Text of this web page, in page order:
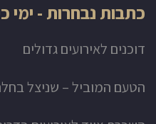
כתבות נבחרות - ימי
דוכנים לאירועים גדולים
הטעם המוביל – שניצל